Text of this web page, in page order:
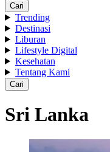
Cari
Trending
Destinasi
Liburan
Lifestyle Digital
Kesehatan
Tentang Kami
Cari
Sri Lanka